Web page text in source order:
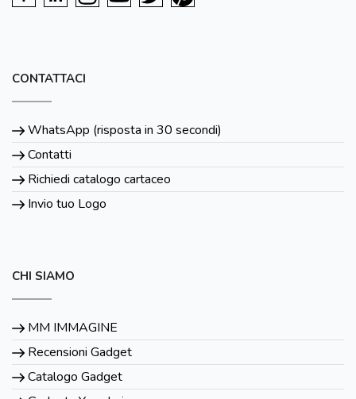
CONTATTACI
WhatsApp (risposta in 30 secondi)
Contatti
Richiedi catalogo cartaceo
Invio tuo Logo
CHI SIAMO
MM IMMAGINE
Recensioni Gadget
Catalogo Gadget